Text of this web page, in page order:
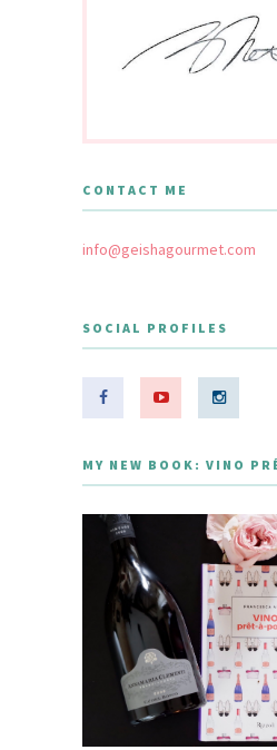
CONTACT ME
info@geishagourmet.com
SOCIAL PROFILES
MY NEW BOOK: VINO